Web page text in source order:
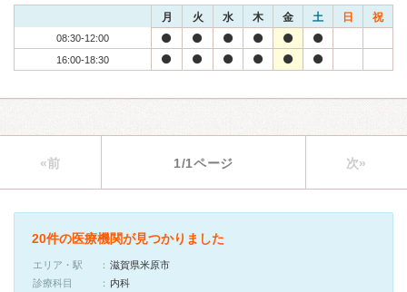
月 火 水 木 金 土 日 祝
08:30-12:00
16:00-18:30
«前 1/1ページ 次»
20件の医療機関が見つかりました
エリア・駅
滋賀県米原市
診療科目
内科